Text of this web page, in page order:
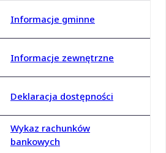
Informacje gminne
Informacje zewnętrzne
Deklaracja dostępności
Wykaz rachunków
bankowych